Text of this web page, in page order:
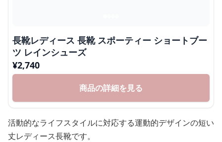
長靴レディース 長靴 スポーティー ショートブー
ツ レインシューズ
¥2,740
商品の詳細を見る
活動的なライフスタイルに対応する運動的デザインの短い
丈レディース長靴です。